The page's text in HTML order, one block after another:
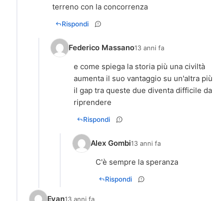
terreno con la concorrenza
Rispondi
Federico Massano13 anni fa
e come spiega la storia più una civiltà
aumenta il suo vantaggio su un'altra più
il gap tra queste due diventa difficile da
riprendere
Rispondi
Alex Gombi13 anni fa
C'è sempre la speranza
Rispondi
Evan13 anni fa